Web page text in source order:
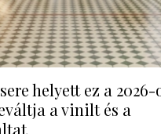
helyett ez a 2026-
a vinilt és a